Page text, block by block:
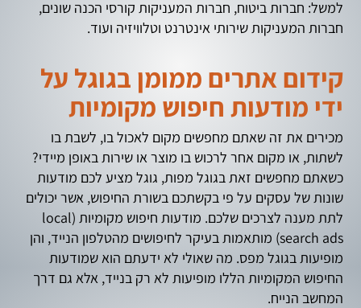
למשל: חברות ביטוח, חברות המעניקות קורסי הכנה שונים,
חברות המעניקות שירותי אינטרנט וטלוויזיה ועוד.
קידום אתרים ממומן בגוגל על
ידי מודעות חיפוש מקומיות
מכירים את זה שאתם מחפשים מקום לאכול בו, לשבת בו
לשתות, או מקום אחר לרכוש בו מוצר או שירות באופן מיידי?
כשאתם מחפשים זאת בגוגל מפות, גוגל מציע לכם מודעות
שונות של עסקים על פי בקשתכם בשורת החיפוש, אשר יכולים
לתת מענה לצרכים שלכם. מודעות חיפוש מקומיות (local
search ads) מותאמות בעיקר לחיפושים מהטלפון הנייד, והן
מופיעות בגוגל מפס. מה שאולי לא ידעתם הוא שמודעות
החיפוש המקומיות הללו מופיעות לא רק בנייד, אלא גם דרך
המחשב הנייח.